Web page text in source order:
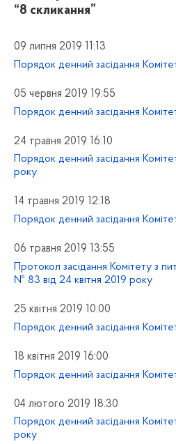
“8 скликання”
09 липня 2019 11:13
Порядок денний засідання
05 червня 2019 19:55
Порядок денний засідання
24 травня 2019 16:10
Порядок денний засідання
року
14 травня 2019 12:18
Порядок денний засідання
06 травня 2019 13:55
Протокол засідання Комітету з
№ 83 від 24 квітня 2019 року
25 квітня 2019 10:00
Порядок денний засідання
18 квітня 2019 16:00
Порядок денний засідання
04 лютого 2019 18:30
Порядок денний засідання
року